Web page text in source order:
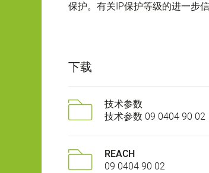
保护。有关IP保护等级的进一步
下载
技术参数
技术参数 09 0404 90 02
REACH
09 0404 90 02